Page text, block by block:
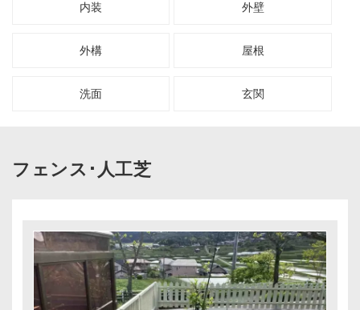
無料お見積り お問い合わせ
内装 外壁
外構 屋根
洗面 玄関
フェンス･人工芝